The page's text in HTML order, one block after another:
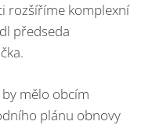
rozšíříme komplexní
předseda
mělo obcím
plánu obnovy